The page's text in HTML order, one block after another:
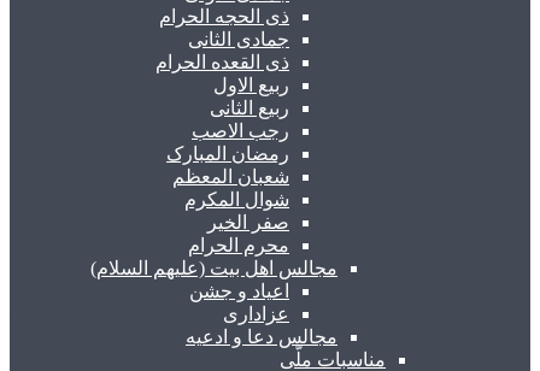
ذی الحجه الحرام
جمادی الثانی
ذی القعده الحرام
ربیع الاول
ربیع الثانی
رجب الاصب
رمضان المبارک
شعبان المعظم
شوال المکرم
صفر الخیر
محرم الحرام
مجالس اهل بیت (علیهم السلام)
اعیاد و جشن
عزاداری
مجالس دعا و ادعیه
مناسبات ملّی